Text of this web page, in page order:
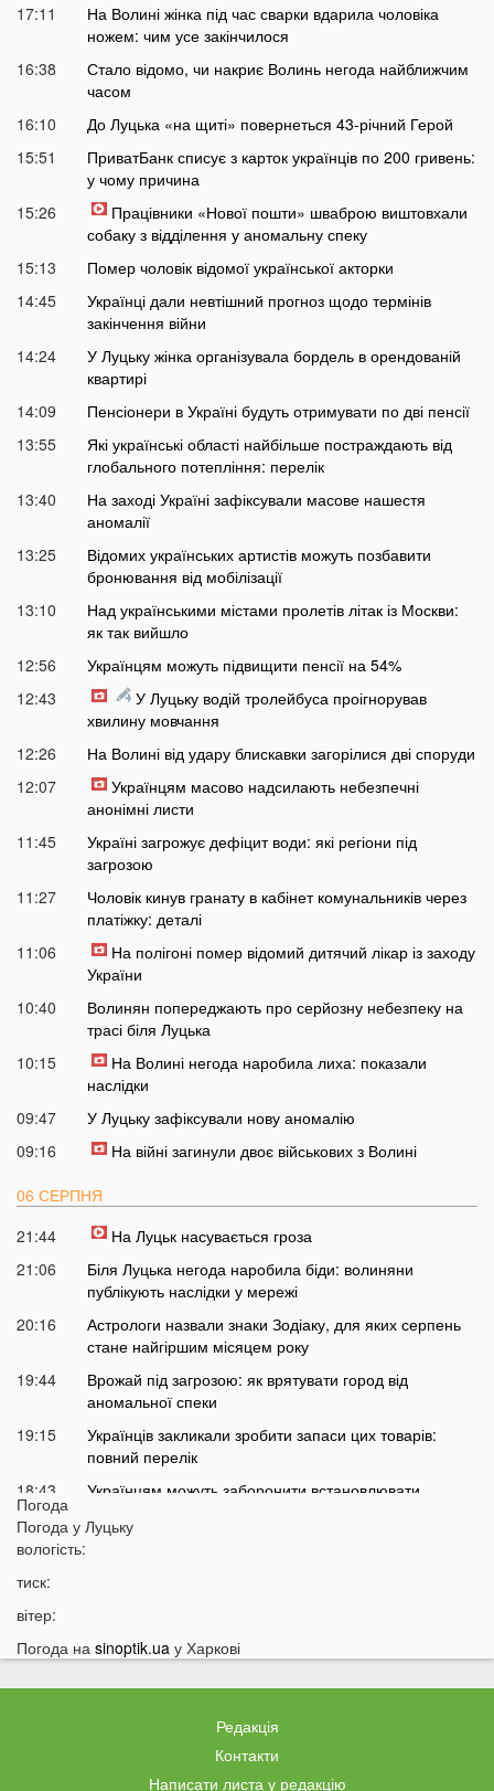
17:11
На Волині жінка під час сварки вдарила чоловіка
ножем: чим усе закінчилося
16:38
Стало відомо, чи накриє Волинь негода найближчим
часом
16:10
До Луцька «на щиті» повернеться 43-річний Герой
15:51
ПриватБанк списує з карток українців по 200 гривень:
у чому причина
15:26
Працівники «Нової пошти» шваброю виштовхали
собаку з відділення у аномальну спеку
15:13
Помер чоловік відомої української акторки
14:45
Українці дали невтішний прогноз щодо термінів
закінчення війни
14:24
У Луцьку жінка організувала бордель в орендованій
квартирі
14:09
Пенсіонери в Україні будуть отримувати по дві пенсії
13:55
Які українські області найбільше постраждають від
глобального потепління: перелік
13:40
На заході Україні зафіксували масове нашестя
аномалії
13:25
Відомих українських артистів можуть позбавити
бронювання від мобілізації
13:10
Над українськими містами пролетів літак із Москви:
як так вийшло
12:56
Українцям можуть підвищити пенсії на 54%
12:43
У Луцьку водій тролейбуса проігнорував
хвилину мовчання
12:26
На Волині від удару блискавки загорілися дві споруди
12:07
Українцям масово надсилають небезпечні
анонімні листи
11:45
Україні загрожує дефіцит води: які регіони під
загрозою
11:27
Чоловік кинув гранату в кабінет комунальників через
платіжку: деталі
11:06
На полігоні помер відомий дитячий лікар із заходу
України
10:40
Волинян попереджають про серйозну небезпеку на
трасі біля Луцька
10:15
На Волині негода наробила лиха: показали
наслідки
09:47
У Луцьку зафіксували нову аномалію
09:16
На війні загинули двоє військових з Волині
06 СЕРПНЯ
21:44
На Луцьк насувається гроза
21:06
Біля Луцька негода наробила біди: волиняни
публікують наслідки у мережі
20:16
Астрологи назвали знаки Зодіаку, для яких серпень
стане найгіршим місяцем року
19:44
Врожай під загрозою: як врятувати город від
аномальної спеки
19:15
Українців закликали зробити запаси цих товарів:
повний перелік
18:43
Українцям можуть заборонити встановлювати
18:14
що відомо про наслідки
16:40
Українцям у Польщі дали час до 31 серпня: що
Відома українська ведуча потрапила у скандал
В Україні заборонять ловити раків: що сталося
Погода
Погода у Луцьку
вологість:
тиск:
вітер:
Погода на sinoptik.ua у Харкові
Редакція
Контакти
Написати листа у редакцію